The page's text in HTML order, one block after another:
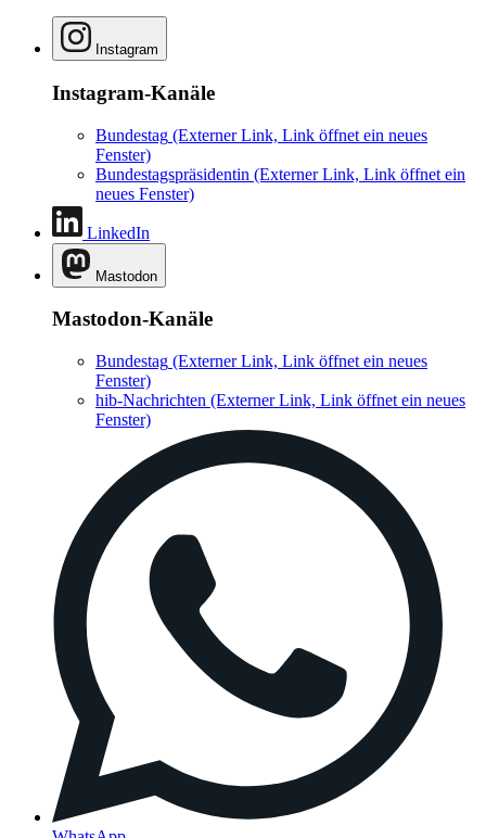
Instagram
Instagram-Kanäle
Bundestag (Externer Link, Link öffnet ein neues
Fenster)
Bundestagspräsidentin (Externer Link, Link öffnet ein
neues Fenster)
LinkedIn
Mastodon
Mastodon-Kanäle
Bundestag (Externer Link, Link öffnet ein neues
Fenster)
hib-Nachrichten (Externer Link, Link öffnet ein neues
Fenster)